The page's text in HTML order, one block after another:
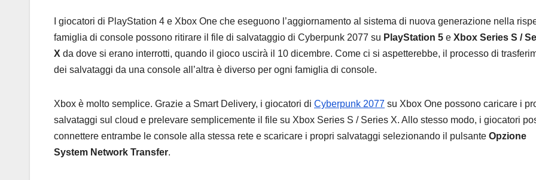
I giocatori di PlayStation 4 e Xbox One che eseguono l’aggiornamento al sistema di nuova generazione nella
famiglia di console possono ritirare il file di salvataggio di Cyberpunk 2077 su PlayStation 5 e Xbox Series S /
X da dove si erano interrotti, quando il gioco uscirà il 10 dicembre. Come ci si aspetterebbe, il processo di
dei salvataggi da una console all’altra è diverso per ogni famiglia di console.
Xbox è molto semplice. Grazie a Smart Delivery, i giocatori di Cyberpunk 2077 su Xbox One possono caricare i
salvataggi sul cloud e prelevare semplicemente il file su Xbox Series S / Series X. Allo stesso modo, i giocatori
connettere entrambe le console alla stessa rete e scaricare i propri salvataggi selezionando il pulsante Opzione
System Network Transfer.
Samsung
presenta
ISOCELL HPC
G-
Steel
B1000: